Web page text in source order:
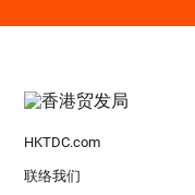
HKTDC.com
联络我们